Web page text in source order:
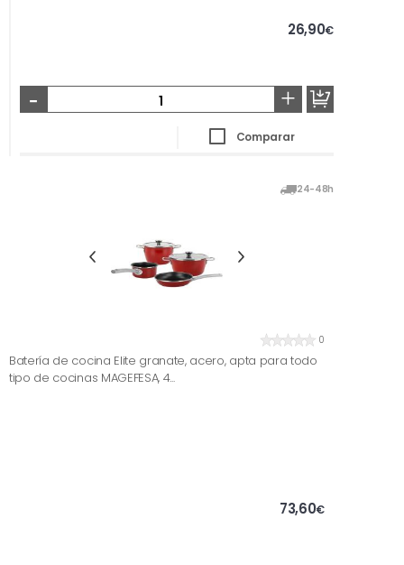
26,90€
- +
Comparar
24-48h
0
Batería de cocina Elite granate, acero, apta para todo
tipo de cocinas MAGEFESA, 4...
73,60€